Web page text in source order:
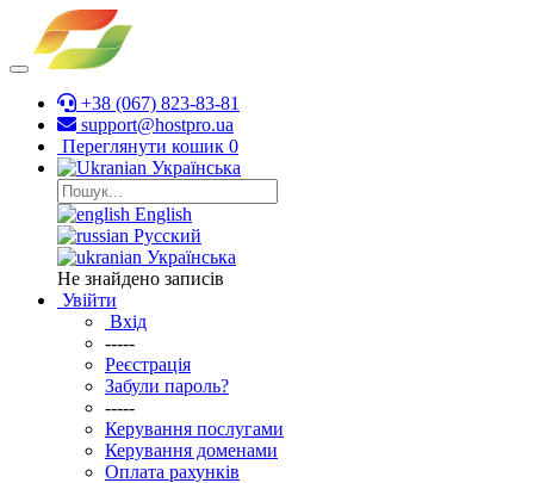
+38 (067) 823-83-81
support@hostpro.ua
Переглянути кошик 0
Українська
English
Русский
Українська
Не знайдено записів
Увійти
Вхід
-----
Реєстрація
Забули пароль?
-----
Керування послугами
Керування доменами
Оплата рахунків